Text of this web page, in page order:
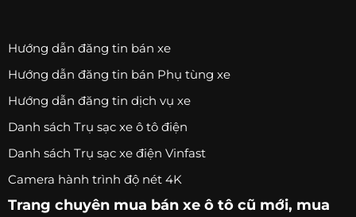
Hướng dẫn đăng tin bán xe
Hướng dẫn đăng tin bán Phụ tùng xe
Hướng dẫn đăng tin dịch vụ xe
Danh sách Trụ sạc xe ô tô điện
Danh sách Trụ sạc xe điện Vinfast
Camera hành trình độ nét 4K
Trang chuyên mua bán xe ô tô cũ mới, mua